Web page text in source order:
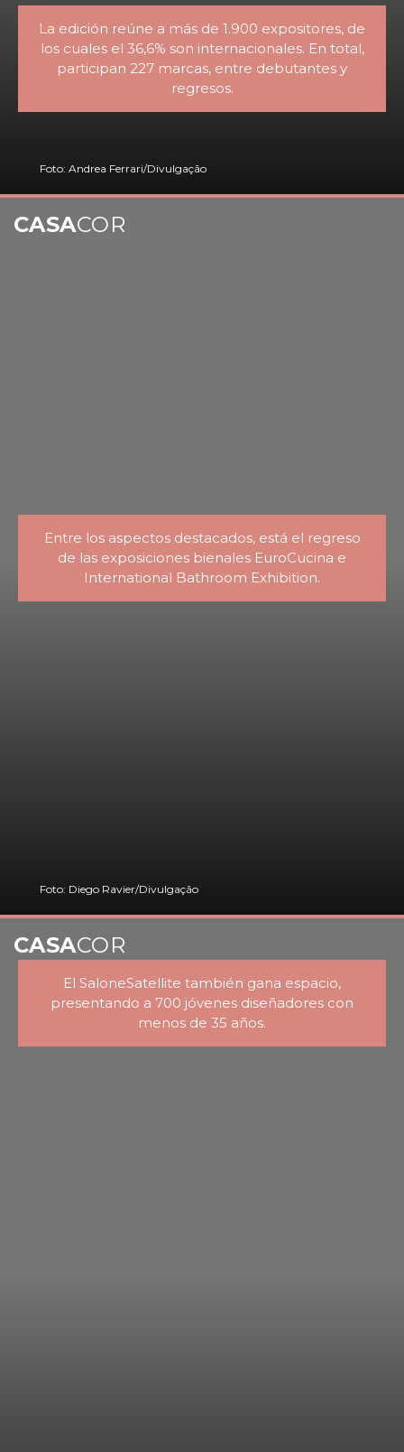
La edición reúne a más de 1.900 expositores, de
los cuales el 36,6% son internacionales. En total,
participan 227 marcas, entre debutantes y
regresos.
Foto: Andrea Ferrari/Divulgação
Entre los aspectos destacados, está el regreso
de las exposiciones bienales EuroCucina e
International Bathroom Exhibition.
Foto: Diego Ravier/Divulgação
CASACOR
El SaloneSatellite también gana espacio,
presentando a 700 jóvenes diseñadores con
menos de 35 años.
CASACOR